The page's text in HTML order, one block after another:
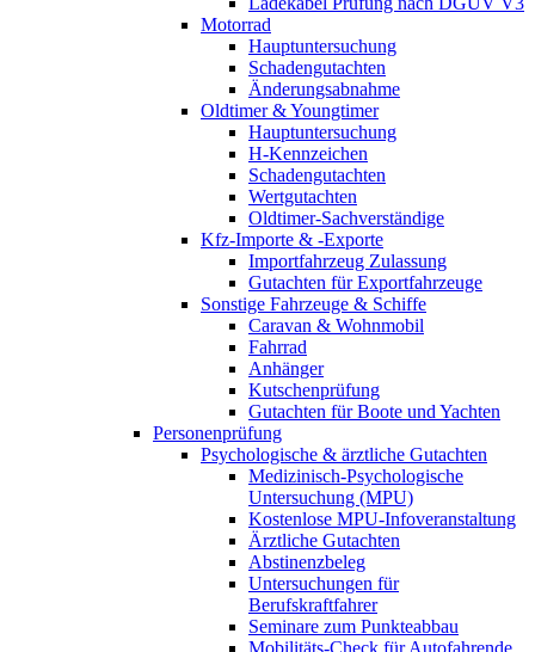
Motorrad
Hauptuntersuchung
Schadengutachten
Änderungsabnahme
Oldtimer & Youngtimer
Hauptuntersuchung
H-Kennzeichen
Schadengutachten
Wertgutachten
Oldtimer-Sachverständige
Kfz-Importe & -Exporte
Importfahrzeug Zulassung
Gutachten für Exportfahrzeuge
Sonstige Fahrzeuge & Schiffe
Caravan & Wohnmobil
Fahrrad
Anhänger
Kutschenprüfung
Gutachten für Boote und Yachten
Personenprüfung
Psychologische & ärztliche Gutachten
Medizinisch-Psychologische
Untersuchung (MPU)
Kostenlose MPU-Infoveranstaltung
Ärztliche Gutachten
Abstinenzbeleg
Untersuchungen für
Berufskraftfahrer
Seminare zum Punkteabbau
Mobilitäts-Check für Autofahrende